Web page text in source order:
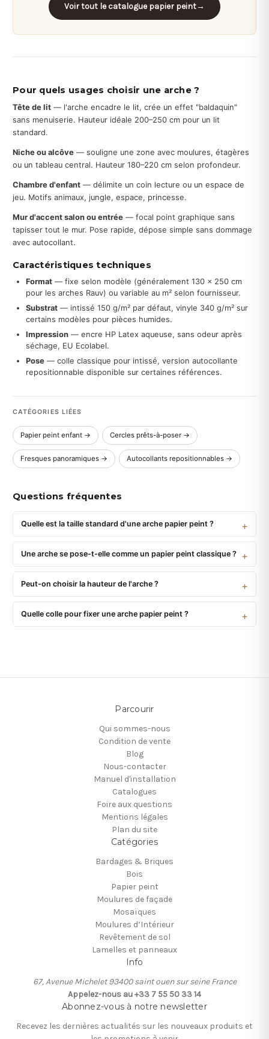
Voir tout le catalogue papier peint→
Pour quels usages choisir une arche ?
Tête de lit — l'arche encadre le lit, crée un effet "baldaquin"
sans menuiserie. Hauteur idéale 200–250 cm pour un lit
standard.
Niche ou alcôve — souligne une zone avec moulures, étagères
ou un tableau central. Hauteur 180–220 cm selon profondeur.
Chambre d'enfant — délimite un coin lecture ou un espace de
jeu. Motifs animaux, jungle, espace, princesse.
Mur d'accent salon ou entrée — focal point graphique sans
tapisser tout le mur. Pose rapide, dépose simple sans dommage
avec autocollant.
Caractéristiques techniques
Format — fixe selon modèle (généralement 130 × 250 cm
pour les arches Rauv) ou variable au m² selon fournisseur.
Substrat — intissé 150 g/m² par défaut, vinyle 340 g/m² sur
certains modèles pour pièces humides.
Impression — encre HP Latex aqueuse, sans odeur après
séchage, EU Ecolabel.
Pose — colle classique pour intissé, version autocollante
repositionnable disponible sur certaines références.
CATÉGORIES LIÉES
Papier peint enfant → Cercles prêts-à-poser →
Fresques panoramiques → Autocollants repositionnables →
Questions fréquentes
Quelle est la taille standard d'une arche papier peint ?
Une arche se pose-t-elle comme un papier peint classique ?
Peut-on choisir la hauteur de l'arche ?
Quelle colle pour fixer une arche papier peint ?
Parcourir
Qui sommes-nous
Condition de vente
Blog
Nous-contacter
Manuel d'installation
Catalogues
Foire aux questions
Mentions légales
Plan du site
Catégories
Bardages & Briques
Bois
Papier peint
Moulures de façade
Mosaïques
Moulures d’Intérieur
Revêtement de sol
Lamelles et panneaux
Info
67, Avenue Michelet 93400 saint ouen sur seine France
Appelez-nous au +33 7 55 50 33 14
Abonnez-vous à notre newsletter
Recevez les dernières actualités sur les nouveaux produits et